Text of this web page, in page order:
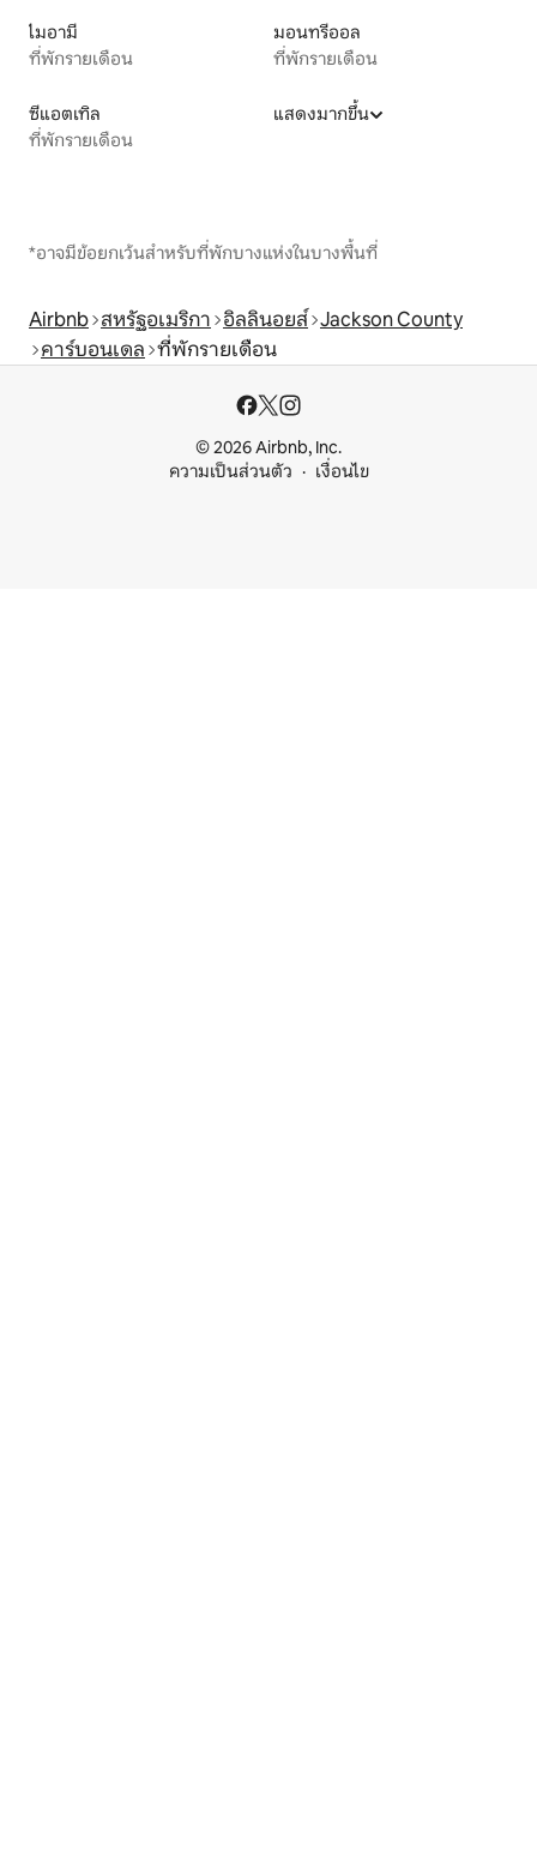
ไมอามี
ที่พักรายเดือน
มอนทรีออล
ที่พักรายเดือน
ซีแอตเทิล
ที่พักรายเดือน
แสดงมากขึ้น
*อาจมีข้อยกเว้นสำหรับที่พักบางแห่งในบางพื้นที่
Airbnb สหรัฐอเมริกา อิลลินอยส์ Jackson County
คาร์บอนเดล ที่พักรายเดือน
© 2026 Airbnb, Inc.
ความเป็นส่วนตัว
เงื่อนไข